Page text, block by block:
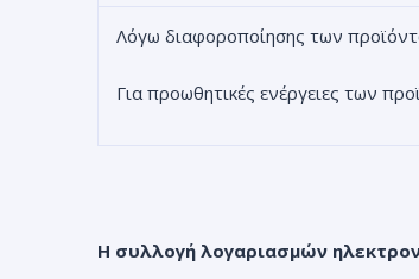
Λόγω διαφοροποίησης των
Για προωθητικές ενέργειες των
Η συλλογή λογαριασμών